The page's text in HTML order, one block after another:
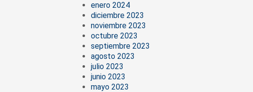
enero 2024
diciembre 2023
noviembre 2023
octubre 2023
septiembre 2023
agosto 2023
julio 2023
junio 2023
mayo 2023